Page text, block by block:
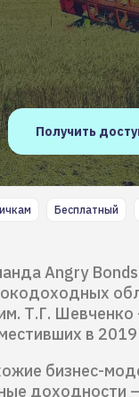
Бесплатный
Angry
Т.Г. Шевченко
в
бизнес-
доходности